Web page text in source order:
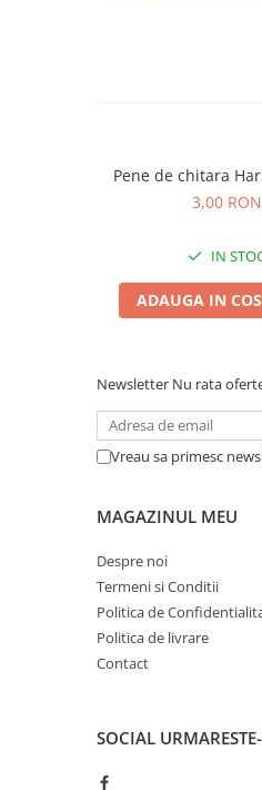
Cabluri la metru
Cabluri MIDI si audio digitale
Standuri stative si pupitre
Stative de partituri
Case-uri, rack, huse si genti
Case-uri universale
Casti Audio
Amplificatoare de casti
Cabluri Earpad si accesorii de
Casti broadcast si Casti cu
Casti wireless / fara fir
Pene de chitara
3,00 RON
IN
ADAUGA IN COS
Newsletter Nu rata
Vreau sa primesc
MAGAZINUL MEU
Despre noi
Termeni si Conditii
Politica de
Politica de livrare
Contact
SOCIAL